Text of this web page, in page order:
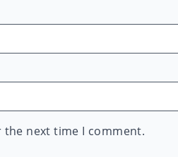
the next time I comment.